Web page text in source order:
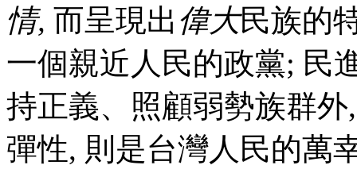
情, 而呈現出 偉大民族的
一個親近人民的政黨; 民
持正義、照顧弱勢族群
彈性, 則是台灣人民的萬